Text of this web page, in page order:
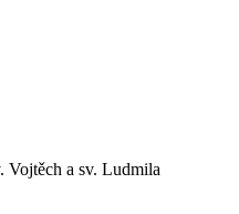
Vojtěch a sv. Ludmila